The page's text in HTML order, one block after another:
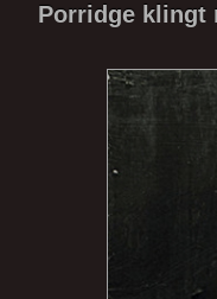
Porridge klingt